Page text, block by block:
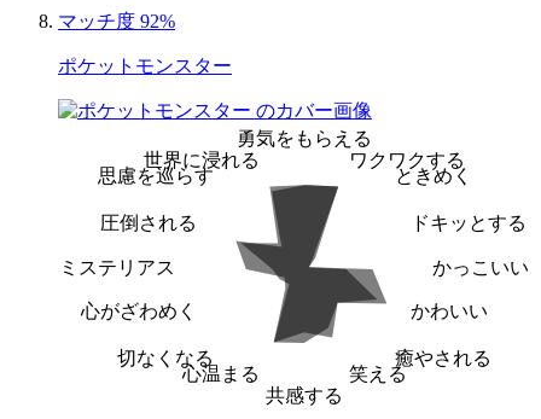
マッチ度 92%
ポケットモンスター
勇気をもらえる
ワクワクする
ときめく
ドキッとする
かっこいい
かわいい
癒やされる
笑える
共感する
心温まる
切なくなる
心がざわめく
ミステリアス
圧倒される
思慮を巡らす
世界に浸れる